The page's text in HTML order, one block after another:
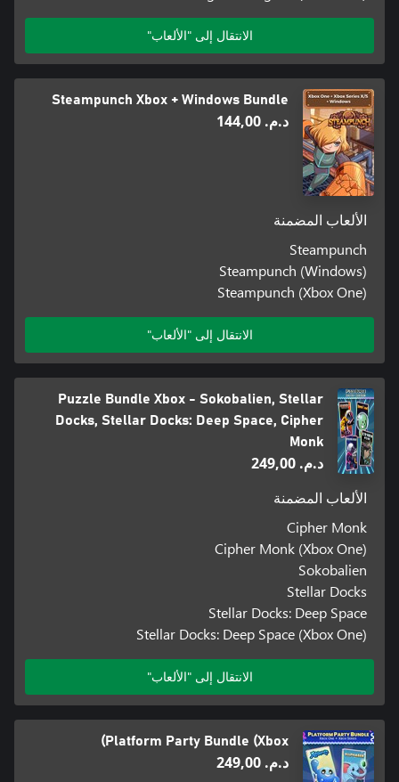
الانتقال إلى "الألعاب"
Steampunch Xbox + Windows Bundle
د.م.‏ 144,00
الألعاب المضمنة
Steampunch
Steampunch (Windows)
Steampunch (Xbox One)
الانتقال إلى "الألعاب"
Puzzle Bundle Xbox - Sokobalien, Stellar
Docks, Stellar Docks: Deep Space, Cipher
Monk
د.م.‏ 249,00
الألعاب المضمنة
Cipher Monk
Cipher Monk (Xbox One)
Sokobalien
Stellar Docks
Stellar Docks: Deep Space
Stellar Docks: Deep Space (Xbox One)
الانتقال إلى "الألعاب"
Platform Party Bundle (Xbox)
د.م.‏ 249,00